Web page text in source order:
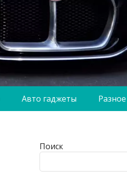
Авто гаджеты Разное
Поиск